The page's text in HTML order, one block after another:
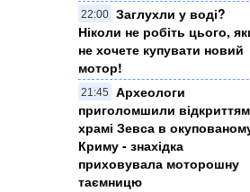
22:00 Заглухли у воді?
Ніколи не робіть цього,
не хочете купувати новий
мотор!
21:45
Археологи
приголомшили
храмі Зевса в
Криму - знахідка
приховувала моторошну
таємницю